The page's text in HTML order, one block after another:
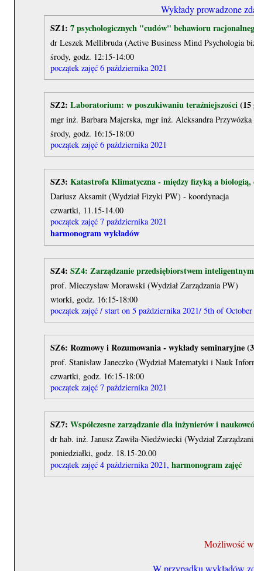
Wykłady prowadzone
SZ1: 7 psychologicznych "cudów" behawioru
dr Leszek Mellibruda (Active Business Mind Psychologia
środy, godz. 12:15-14:00
początek zajęć 6 października 2021
SZ2: Laboratorium: w poszukiwaniu teraźniejszości(15
mgr inż. Barbara Majerska, mgr inż. Aleksandra
środy, godz. 16:15-18:00
początek zajęć 6 października 2021
SZ3: Katastrofa Klimatyczna - między fizyką a biologią,
Dariusz Aksamit (Wydział Fizyki PW) - koordynacja
czwartki, 11.15-14.00
początek zajęć 7 października 2021
harmonogram wykładów
SZ4: SZ4: Zarządzanie przedsiębiorstwem
prof. Mieczysław Morawski (Wydział Zarządzania PW)
wtorki, godz. 16:15-18:00
początek zajęć / start on 5 października 2021/ 5th of October
SZ6: Rozmowy i Rozumowania - wykłady seminaryjne
prof. Stanisław Janeczko (Wydział Matematyki i Nauk
czwartki, godz. 16:15-18:00
początek zajęć 7 października 2021
SZ7: Współczesne zarządzanie dla inżynierów i
dr hab. inż. Janusz Zawiła-Niedźwiecki (Wydział
poniedziałki, godz. 18.15-20.00
początek zajęć 4 października 2021, harmonogram zajęć
Możliwość
W przypadku wykładów